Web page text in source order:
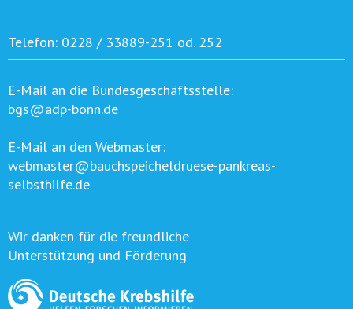
Telefon: 0228 / 33889-251 od. 252
E-Mail an die Bundesgeschäftsstelle:
bgs@adp-bonn.de
E-Mail an den Webmaster:
webmaster@bauchspeicheldruese-pankreas-
selbsthilfe.de
Wir danken für die freundliche
Unterstützung und Förderung